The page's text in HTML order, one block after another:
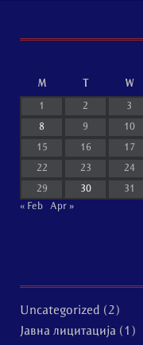
M T W
1 2 3
8 9 10
15 16 17
22 23 24
29 30
31
« Feb
Apr »
Uncategorized (2)
Јавна лицитација (1)